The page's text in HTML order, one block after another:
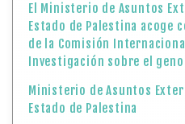
El Ministerio de Asuntos
Estado de Palestina
de la Comisión
Investigación sobre el
Ministerio de Asuntos
Estado de Palestina